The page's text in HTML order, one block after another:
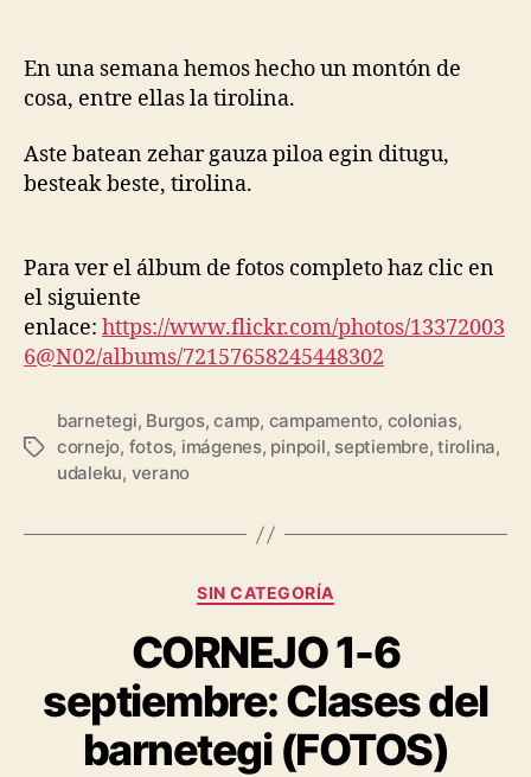
En una semana hemos hecho un montón de
cosa, entre ellas la tirolina.
Aste batean zehar gauza piloa egin ditugu,
besteak beste, tirolina.
Para ver el álbum de fotos completo haz clic en
el siguiente
enlace: https://www.flickr.com/photos/13372003
6@N02/albums/72157658245448302
barnetegi, Burgos,camp, campamento, colonias,
cornejo, fotos, imágenes, pinpoil, septiembre,tirolina,
udaleku, verano
SIN CATEGORÍA
CORNEJO 1-6
septiembre: Clases del
barnetegi (FOTOS)